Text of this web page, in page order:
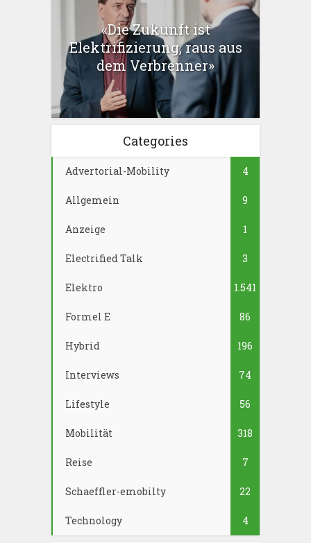
«Die Zukunft ist
Elektrifizierung, raus aus
dem Verbrenner»
Categories
Advertorial-Mobility 4
Allgemein 9
Anzeige 1
Electrified Talk 3
Elektro 1.541
Formel E 86
Hybrid 196
Interviews 74
Lifestyle 56
Mobilität 318
Reise 7
Schaeffler-emobilty 22
Technology 4